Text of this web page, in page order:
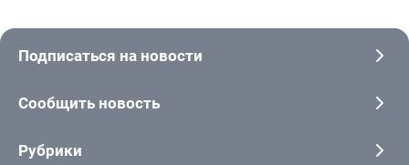
Подписаться на новости
Сообщить новость
Рубрики